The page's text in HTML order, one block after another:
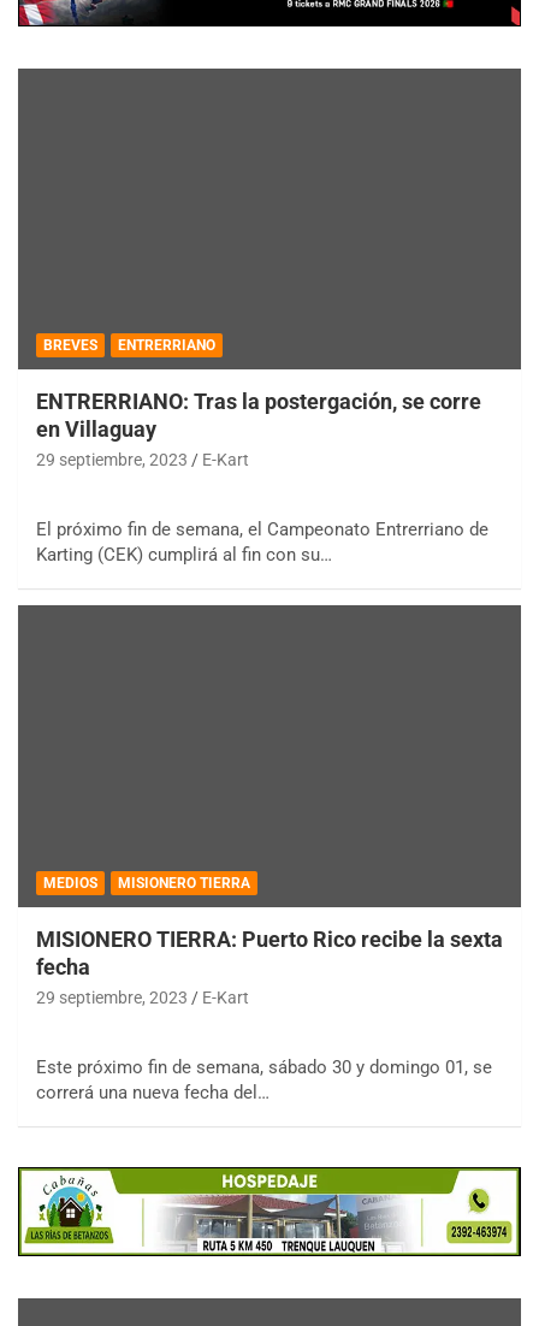
BREVES ENTRERRIANO
ENTRERRIANO: Tras la postergación, se corre
en Villaguay
29 septiembre, 2023 E-Kart
El próximo fin de semana, el Campeonato Entrerriano de
Karting (CEK) cumplirá al fin con su…
MEDIOS MISIONERO TIERRA
MISIONERO TIERRA: Puerto Rico recibe la sexta
fecha
29 septiembre, 2023 E-Kart
Este próximo fin de semana, sábado 30 y domingo 01, se
correrá una nueva fecha del…